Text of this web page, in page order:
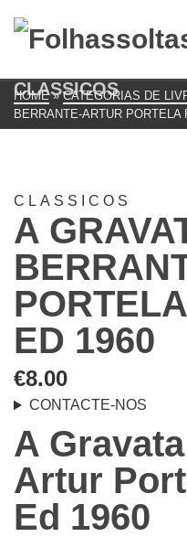
CLASSICOS
HOME » CATEGORIAS DE
BERRANTE-ARTUR PORTELA
CLASSICOS
A
ED 1960
€8.00
CONTACTE-NOS
A
Artur
Ed 1960